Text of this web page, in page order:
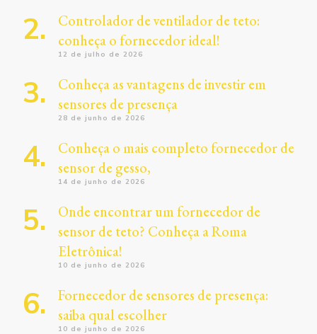
Controlador de ventilador de teto:
conheça o fornecedor ideal!
12 de julho de 2026
Conheça as vantagens de investir em
sensores de presença
28 de junho de 2026
Conheça o mais completo fornecedor de
sensor de gesso,
14 de junho de 2026
Onde encontrar um fornecedor de
sensor de teto? Conheça a Roma
Eletrônica!
10 de junho de 2026
Fornecedor de sensores de presença:
saiba qual escolher
10 de junho de 2026